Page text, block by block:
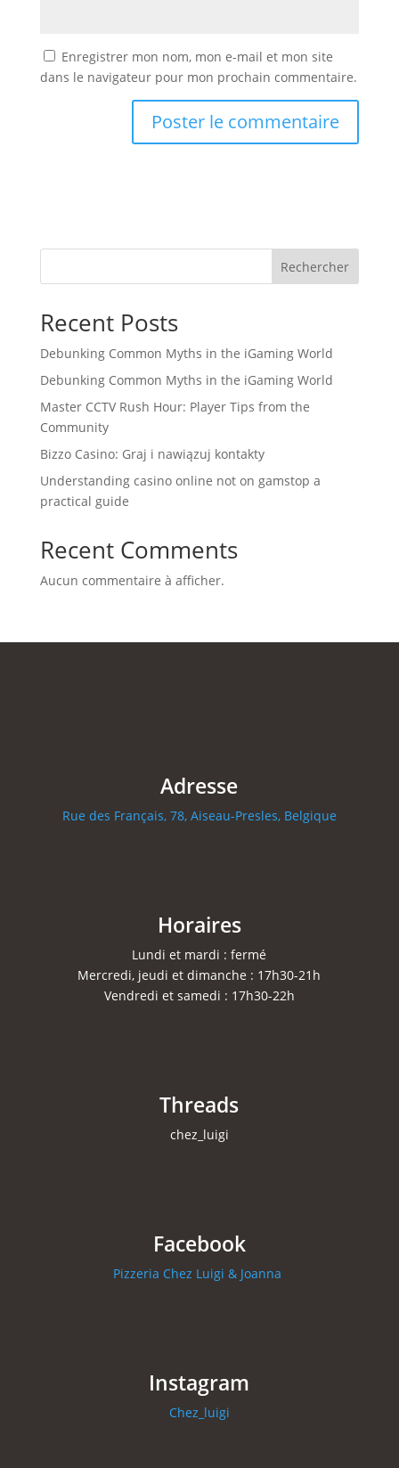
Enregistrer mon nom, mon e-mail et mon site
dans le navigateur pour mon prochain commentaire.
Rechercher
Recent Posts
Debunking Common Myths in the iGaming World
Debunking Common Myths in the iGaming World
Master CCTV Rush Hour: Player Tips from the
Community
Bizzo Casino: Graj i nawiązuj kontakty
Understanding casino online not on gamstop a
practical guide
Recent Comments
Aucun commentaire à afficher.
Adresse
Rue des Français, 78, Aiseau-Presles, Belgique
Horaires
Lundi et mardi : fermé
Mercredi, jeudi et dimanche : 17h30-21h
Vendredi et samedi : 17h30-22h
Threads
chez_luigi
Facebook
Pizzeria Chez Luigi & Joanna
Instagram
Chez_luigi